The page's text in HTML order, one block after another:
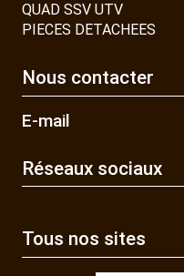
QUAD SSV UTV
PIECES DETACHEES
Nous contacter
E-mail
Réseaux sociaux
Tous nos sites